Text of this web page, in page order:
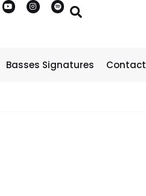
Basses Signatures Contact